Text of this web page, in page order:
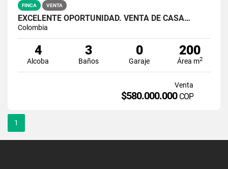
FINCA VENTA
EXCELENTE OPORTUNIDAD. VENTA DE CASA…
Colombia
4
Alcoba
3
Baños
0
Garaje
200
Área m2
Venta
$580.000.000 COP
1